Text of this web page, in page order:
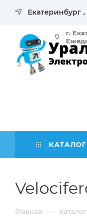
Екатеринбург
г.
КАТАЛОГ
Главная — Каталог